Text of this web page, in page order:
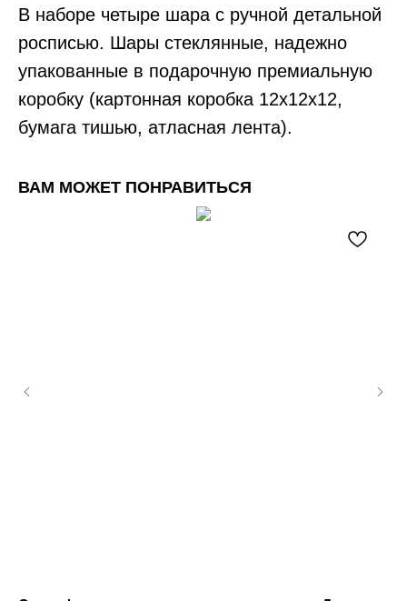
В наборе четыре шара с ручной детальной
росписью. Шары стеклянные, надежно
упакованные в подарочную премиальную
коробку (картонная коробка 12х12х12,
бумага тишью, атласная лента).
ВАМ МОЖЕТ ПОНРАВИТЬСЯ